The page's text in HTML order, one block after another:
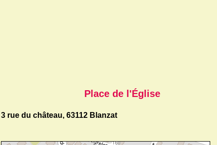
Place de l'Église
3 rue du château, 63112 Blanzat